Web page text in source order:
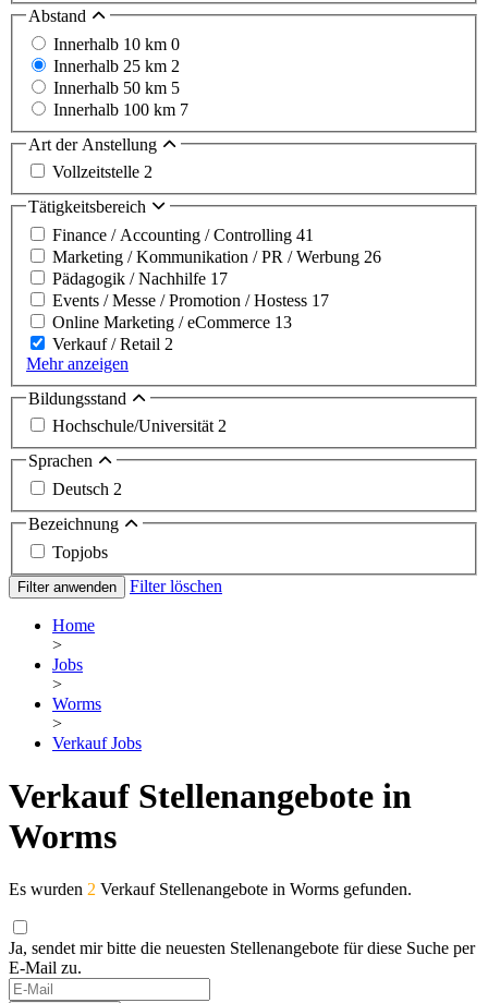
Abstand
Innerhalb 10 km 0
Innerhalb 25 km 2
Innerhalb 50 km 5
Innerhalb 100 km 7
Art der Anstellung
Vollzeitstelle 2
Tätigkeitsbereich
Finance / Accounting / Controlling 41
Marketing / Kommunikation / PR / Werbung 26
Pädagogik / Nachhilfe 17
Events / Messe / Promotion / Hostess 17
Online Marketing / eCommerce 13
Verkauf / Retail 2
Mehr anzeigen
Bildungsstand
Hochschule/Universität2
Sprachen
Deutsch 2
Bezeichnung
Topjobs
Filter anwenden Filter löschen
Home
>
Jobs
>
Worms
>
Verkauf Jobs
Verkauf Stellenangebote in
Worms
Es wurden 2 Verkauf Stellenangebote in Worms gefunden.
Ja, sendet mir bitte die neuesten Stellenangebote für diese Suche per
E-Mail zu.